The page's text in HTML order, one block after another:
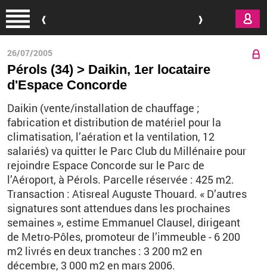
26/07/2005
Pérols (34) > Daikin, 1er locataire
d'Espace Concorde
Daikin (vente/installation de chauffage ;
fabrication et distribution de matériel pour la
climatisation, l’aération et la ventilation, 12
salariés) va quitter le Parc Club du Millénaire pour
rejoindre Espace Concorde sur le Parc de
l’Aéroport, à Pérols. Parcelle réservée : 425 m2.
Transaction : Atisreal Auguste Thouard. « D’autres
signatures sont attendues dans les prochaines
semaines », estime Emmanuel Clausel, dirigeant
de Metro-Pôles, promoteur de l’immeuble - 6 200
m2 livrés en deux tranches : 3 200 m2 en
décembre, 3 000 m2 en mars 2006.